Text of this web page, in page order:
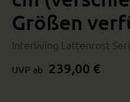
Größen
Interliving Lattenrost
UVP ab 239,00 €